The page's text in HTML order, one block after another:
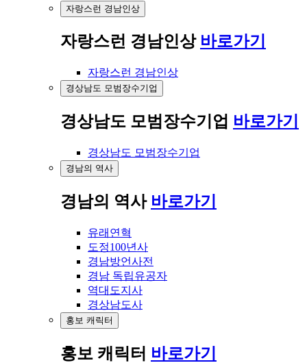
자랑스런 경남인상
자랑스런 경남인상 바로가기
자랑스런 경남인상
경상남도 모범장수기업
경상남도 모범장수기업 바로가기
경상남도 모범장수기업
경남의 역사
경남의 역사 바로가기
유래연혁
도정100년사
경남방언사전
경남 독립유공자
역대도지사
경상남도사
홍보 캐릭터
홍보 캐릭터 바로가기